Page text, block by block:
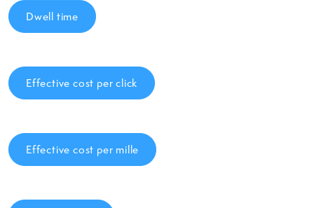
Dwell time
Effective cost per click
Effective cost per mille